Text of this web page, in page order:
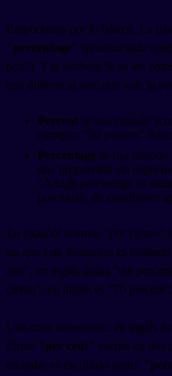
Empecemos por lo básico. La
"percentage" (pronunciado
tich"). Y el símbolo % se lee
una diferencia sutil que vale la
Percent se usa cuando
ejemplo: "50 percent"
Percentage se usa
una proporción sin
"A high percentage of
porcentaje de estudiantes
En español usamos "por ciento"
así que esta distinción es
alto", en inglés dirías "the
ciento", en inglés es "70
Una cosa interesante: en inglés
forma "per cent" escrita en dos
estándar es escribirlo junto: